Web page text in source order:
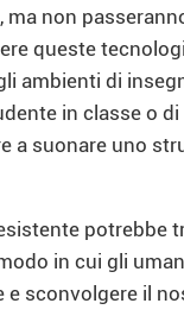
ma non
queste
ambienti di
in classe o
a suonare uno
potrebbe
in cui gli
e sconvolgere il